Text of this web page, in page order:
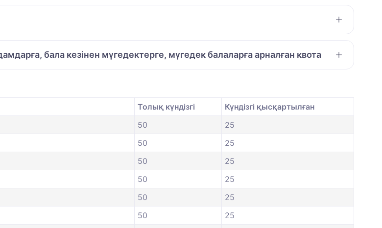
бала кезінен мүгедектерге, мүгедек балаларға арналған квота
Толық күндізгі
Күндізгі қысқартылған
50
25
50
25
50
25
50
25
50
25
50
25